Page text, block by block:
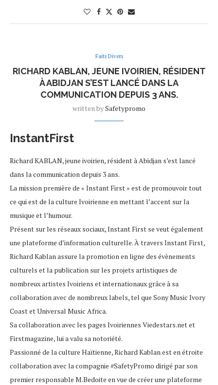
Faits Divers
RICHARD KABLAN, JEUNE IVOIRIEN, RÉSIDENT
À ABIDJAN S’EST LANCÉ DANS LA
COMMUNICATION DEPUIS 3 ANS.
written bySafetypromo
InstantFirst
Richard KABLAN, jeune ivoirien, résident à Abidjan s’est lancé
dans la communication depuis 3 ans.
La mission première de « Instant First » est de promouvoir tout
ce qui est de la culture Ivoirienne en mettant l’accent sur la
musique et l’humour.
Présent sur les réseaux sociaux, Instant First se veut également
une plateforme d’information culturelle. À travers Instant First,
Richard Kablan assure la promotion en ligne des évènements
culturels et la publication sur les projets artistiques de
nombreux artistes Ivoiriens et internationaux grâce à sa
collaboration avec de nombreux labels, tel que Sony Music Ivory
Coast et Universal Music Africa.
Sa collaboration avec les pages Ivoiriennes Viedestars.net et
Firstmagazine, lui a valu sa notoriété.
Passionné de la culture Haïtienne, Richard Kablan est en étroite
collaboration avec la compagnie #SafetyPromo dirigé par son
premier responsable M.Bedoite en vue de créer une plateforme